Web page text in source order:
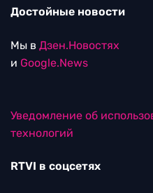
Достойные новости
Мы в Дзен.Новостях
и Google.News
Уведомление об
технологий
RTVI в соцсетях